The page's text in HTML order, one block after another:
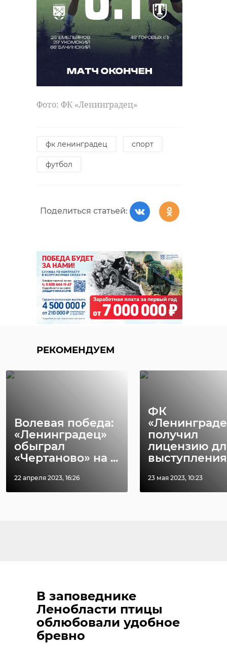
Фото: ФК «Ленинградец»
фк ленинградец спорт
футбол
Поделиться статьей:
РЕКОМЕНДУЕМ
Волевая победа:
«Ленинградец»
обыграл
«Чертаново» на ...
22 апреля 2023, 16:26
ФК
получил
лицензию
выступления
23 мая 2023, 10:23
В заповеднике
Ленобласти птицы
облюбовали удобное
бревно